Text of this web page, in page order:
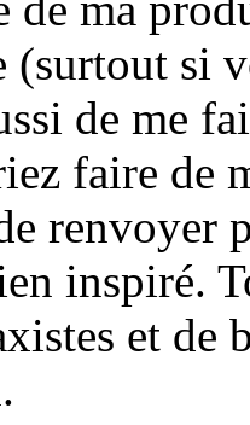
si
de me
faire de
renvoyer
inspiré.
et de